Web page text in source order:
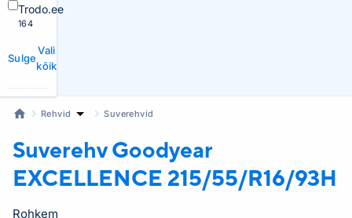
Trodo.ee
164
Sulge
Vali
kõik
Rehvid Suverehvid
Suverehv Goodyear
EXCELLENCE 215/55/R16/93H
Rohkem